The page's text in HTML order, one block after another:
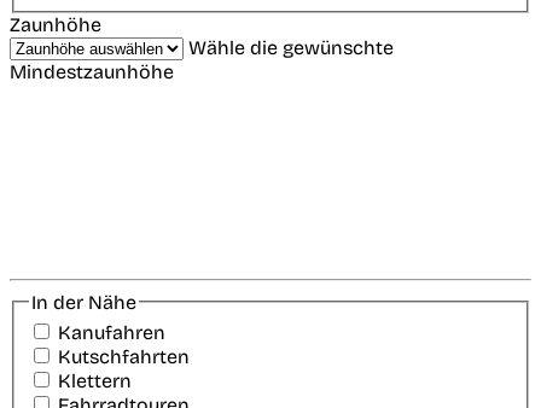
Zaunhöhe
Wähle die gewünschte
Mindestzaunhöhe
In der Nähe
Kanufahren
Kutschfahrten
Klettern